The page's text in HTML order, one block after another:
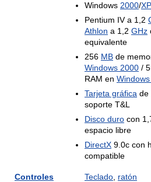
Windows 2000/XP
Pentium IV a 1,2
Athlon a 1,2 GHz
equivalente
256 MB de
Windows 2000 /
RAM en
Tarjeta gráfica de
soporte T&L
Disco duro con
espacio libre
DirectX 9.0c con
compatible
Controles Teclado ratón